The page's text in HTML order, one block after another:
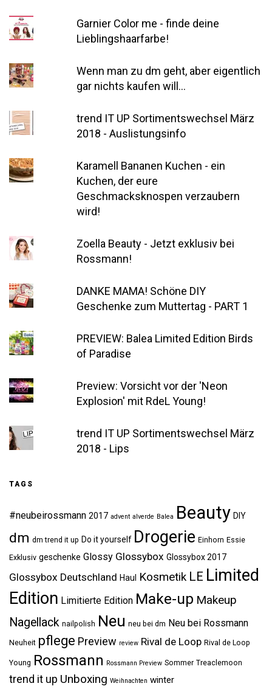
Garnier Color me - finde deine
Lieblingshaarfarbe!
Wenn man zu dm geht, aber eigentlich
gar nichts kaufen will...
trend IT UP Sortimentswechsel März
2018 - Auslistungsinfo
Karamell Bananen Kuchen - ein
Kuchen, der eure
Geschmacksknospen verzaubern
wird!
Zoella Beauty - Jetzt exklusiv bei
Rossmann!
DANKE MAMA! Schöne DIY
Geschenke zum Muttertag - PART 1
PREVIEW: Balea Limited Edition Birds
of Paradise
Preview: Vorsicht vor der 'Neon
Explosion' mit RdeL Young!
trend IT UP Sortimentswechsel März
2018 - Lips
TAGS
#neubeirossmann 2017 advent alverde Balea Beauty DIY
dm dm trend it up Do it yourself Drogerie Einhorn Essie
Exklusiv geschenke Glossy Glossybox Glossybox 2017
Glossybox Deutschland Haul Kosmetik LE Limited
Edition Limitierte Edition Make-up Makeup
Nagellack nailpolish Neu neu bei dm Neu bei Rossmann
Neuheit pflege Preview review Rival de Loop Rival de Loop
Young Rossmann Rossmann Preview Sommer Treaclemoon
trend it up Unboxing Weihnachten winter